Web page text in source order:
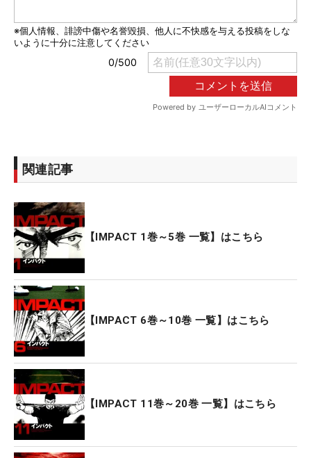
関連記事
【IMPACT 1巻～5巻 一覧】はこちら
【IMPACT 6巻～10巻 一覧】はこちら
【IMPACT 11巻～20巻 一覧】はこちら